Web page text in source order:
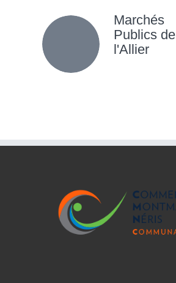
Marchés
Publics de
l'Allier